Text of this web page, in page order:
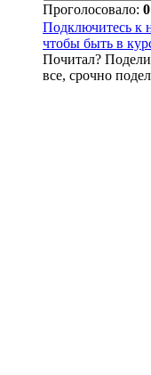
Проголосовало: 0
Подключитесь к
чтобы быть в
Почитал?
все, срочно